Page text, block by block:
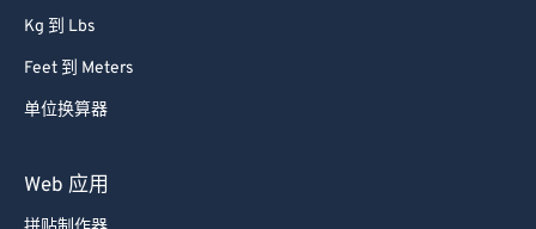
Kg 到 Lbs
Feet 到 Meters
单位换算器
Web 应用